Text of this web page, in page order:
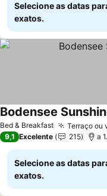
Selecione as datas
exatos.
Bed & Breakfast Terraço ou
Bodensee
9,1 Excelente 215 a
Selecione as datas
exatos.